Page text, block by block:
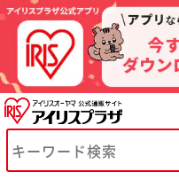
※ご確認ください
カートに入れる